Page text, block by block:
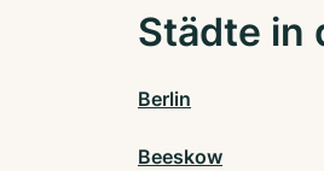
Städte in
Berlin
Beeskow